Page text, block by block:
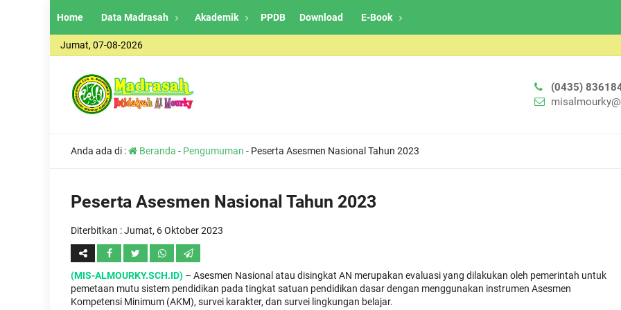
Home Data Madrasah Akademik PPDB Download E-Book
Jumat, 07-08-2026
(0435)
Anda ada di : Beranda - Pengumuman - Peserta Asesmen Nasional Tahun 2023
Peserta Asesmen Nasional Tahun 2023
Diterbitkan :Jumat, 6 Oktober 2023
(MIS-ALMOURKY.SCH.ID) – Asesmen Nasional atau disingkat AN merupakan evaluasi yang dilakukan oleh pemerintah untuk
pemetaan mutu sistem pendidikan pada tingkat satuan pendidikan dasar dengan menggunakan instrumen Asesmen
Kompetensi Minimum (AKM), survei karakter, dan survei lingkungan belajar.